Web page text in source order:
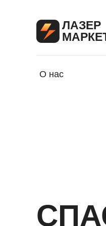
ЛАЗЕР
О нас